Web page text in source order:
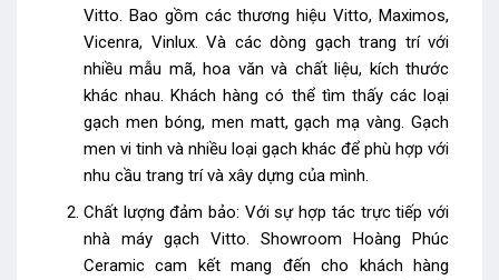
Vitto. Bao gồm các thương hiệu Vitto, Maximos,
Vicenra, Vinlux. Và các dòng gạch trang trí với
nhiều mẫu mã, hoa văn và chất liệu, kích thước
khác nhau. Khách hàng có thể tìm thấy các loại
gạch men bóng, men matt, gạch mạ vàng. Gạch
men vi tinh và nhiều loại gạch khác để phù hợp với
nhu cầu trang trí và xây dựng của mình.
Chất lượng đảm bảo: Với sự hợp tác trực tiếp với
nhà máy gạch Vitto. Showroom Hoàng Phúc
Ceramic cam kết mang đến cho khách hàng